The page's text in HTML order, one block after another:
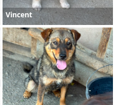
Vincent